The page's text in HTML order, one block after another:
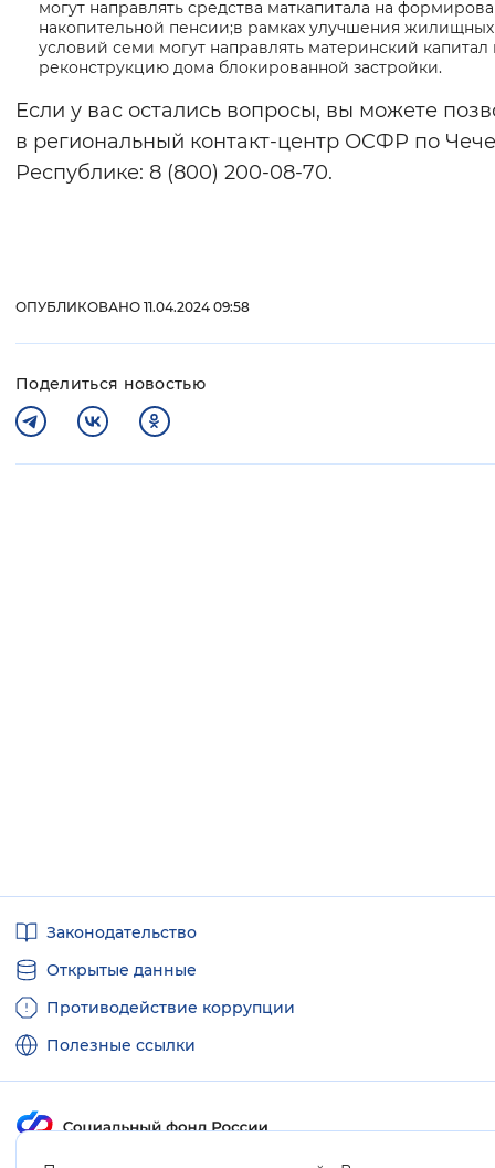
могут направлять средства маткапитала на
накопительной пенсии;в рамках улучшения жилищных
условий семи могут направлять материнский капитал
реконструкцию дома блокированной застройки.
Если у вас остались вопросы, вы можете
в региональный контакт-центр ОCФР по
Республике: 8 (800) 200-08-70.
ОПУБЛИКОВАНО 11.04.2024 09:58
Поделиться новостью
ссылкиЗаконодательство
Открытые данные
Противодействие коррупции
Полезные ссылки